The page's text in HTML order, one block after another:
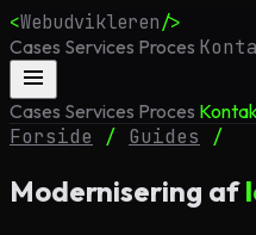
<Webudvikleren/>
Cases Services Proces
Cases Services Proces
Forside / Guides /
Modernisering af